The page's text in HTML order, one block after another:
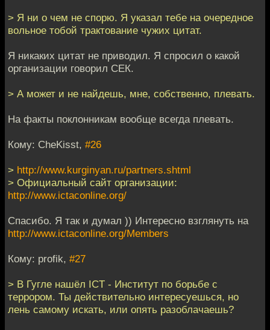
> Я ни о чем не спорю. Я указал тебе на очередное
вольное тобой трактование чужих цитат.
Я никаких цитат не приводил. Я спросил о какой
организации говорил СЕК.
> А может и не найдешь, мне, собственно, плевать.
На факты поклонникам вообще всегда плевать.
Кому: CheKisst, #26
> http://www.kurginyan.ru/partners.shtml
> Официальный сайт организации:
http://www.ictaconline.org/
Спасибо. Я так и думал )) Интересно взглянуть на
http://www.ictaconline.org/Members
Кому: profik, #27
> В Гугле нашёл ICT - Институт по борьбе с
террором. Ты действительно интересуешься, но
лень самому искать, или опять разоблачаешь?